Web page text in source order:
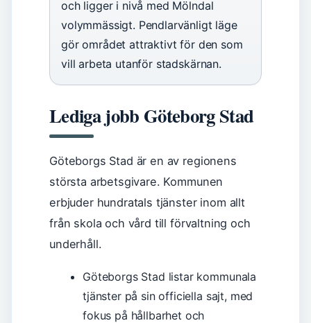
och ligger i nivå med Mölndal
volymmässigt. Pendlarvänligt läge
gör området attraktivt för den som
vill arbeta utanför stadskärnan.
Lediga jobb Göteborg Stad
Göteborgs Stad är en av regionens
största arbetsgivare. Kommunen
erbjuder hundratals tjänster inom allt
från skola och vård till förvaltning och
underhåll.
Göteborgs Stad listar kommunala
tjänster på sin officiella sajt, med
fokus på hållbarhet och